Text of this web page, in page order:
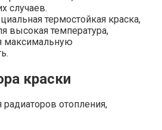
случаев.
термостойкая краска,
высокая температура,
максимальную
краски
отопления,